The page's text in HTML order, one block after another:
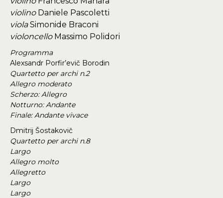
violinoDaniele Pascoletti
violaSimonide Braconi
violoncelloMassimo Polidori
Programma
Alexsandr Porfir’evič Borodin
Quartetto per archi n.2
Allegro moderato
Scherzo: Allegro
Notturno: Andante
Finale: Andante vivace
Dmitrij Šostakovič
Quartetto per archi n.8
Largo
Allegro molto
Allegretto
Largo
Largo